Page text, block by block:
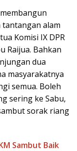
tantangan alam
Komisi IX DPR
Raijua. Bahkan
dua
masyarakatnya
semua. Boleh
sering ke Sabu,
sorak riang
Sambut Baik